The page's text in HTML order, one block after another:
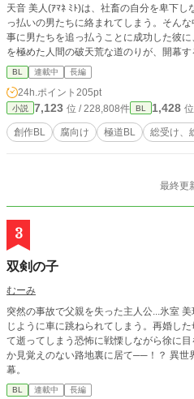
天音 美人(ｱﾏﾈ ﾐﾄ)は、社畜の自分を卑下
っ払いの男たちに絡まれてしまう。そん
事に男たちを追っ払うことに成功した彼
を極めた人間の破天荒な道のりが、開幕す
BL 連載中 長編
24h.ポイント 205pt
小説 7,123 位 / 228,808件 BL 1,428
創作BL 腐向け 極道BL 総受け、
最終更
3
双剣の子
むーみ
突然の事故で父親を失った主人公...氷室
じように車に跳ねられてしまう。再婚し
て逝ってしまう恐怖に戦慄しながら徐に
か見覚えのない路地裏に居て──！？ 異世
幕。
BL 連載中 長編